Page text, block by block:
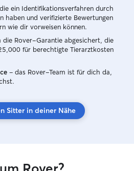
, die ein Identifikationsverfahren durch
haben und verifizierte Bewertungen
wie dir vorweisen können.
die Rover-Garantie abgesichert, die
für berechtigte Tierarztkosten
– das Rover-Team ist für dich da,
Sitter in deiner Nähe